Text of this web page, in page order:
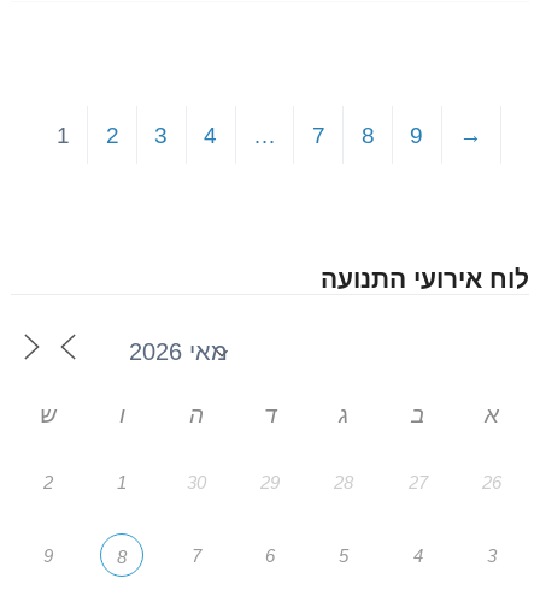
1 2 3 4 … 7 8 9 →
לוח אירועי התנועה
א ב ג ד ה ו ש
26
27
28
29
30
1
2
3
4
5
6
7
8
9